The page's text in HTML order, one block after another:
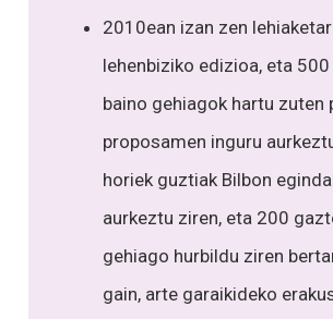
2010ean izan zen
lehenbiziko edizioa, eta
baino gehiagok hartu zuten
proposamen inguru
horiek guztiak Bilbon
aurkeztu ziren, eta 200
gehiago hurbildu ziren
gain, arte garaikideko